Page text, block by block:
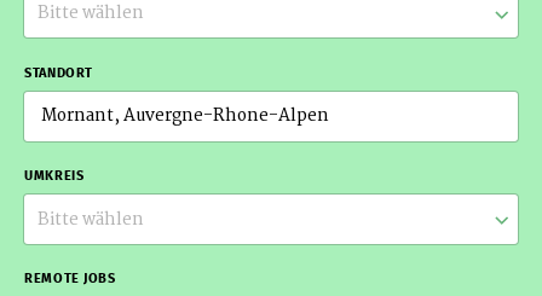
Bitte wählen
STANDORT
UMKREIS
Bitte wählen
REMOTE JOBS